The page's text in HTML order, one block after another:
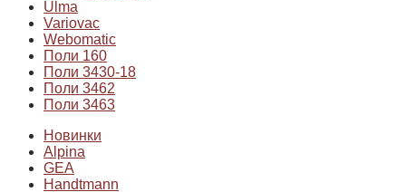
Ulma
Variovac
Webomatic
Поли 160
Поли 3430-18
Поли 3462
Поли 3463
Новинки
Alpina
GEA
Handtmann